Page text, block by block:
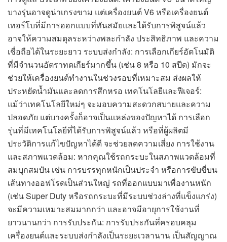
บางรุ่นอาจดูน่าเกรงขาม แต่เครื่องยนต์ V6 หรือเครื่องยนต์
เทอร์โบที่มีการออกแบบที่ทันสมัยและได้รับการพิสูจน์แล้ว
อาจให้ความสมดุลระหว่างพละกำลัง ประสิทธิภาพ และความ
เชื่อถือได้ในระยะยาว ระบบส่งกำลัง: การเลือกเกียร์อัตโนมัติ
ที่มีจำนวนอัตราทดเกียร์มากขึ้น (เช่น 8 หรือ 10 สปีด) มักจะ
ช่วยให้เครื่องยนต์ทำงานในช่วงรอบที่เหมาะสม ส่งผลให้
ประหยัดน้ำมันและลดการสึกหรอ เทคโนโลยีและฟีเจอร์:
แม้ว่าเทคโนโลยีใหม่ๆ จะมอบความสะดวกสบายและความ
ปลอดภัย แต่บางครั้งก็อาจเป็นแหล่งของปัญหาได้ การเลือก
รุ่นที่มีเทคโนโลยีที่ได้รับการพิสูจน์แล้ว หรือที่ผู้ผลิตมี
ประวัติการแก้ไขปัญหาได้ดี จะช่วยลดความเสี่ยง การใช้งาน
และสภาพแวดล้อม: หากคุณใช้รถกระบะในสภาพแวดล้อมที่
สมบุกสมบัน เช่น การบรรทุกหนักเป็นประจำ หรือการขับขี่บน
เส้นทางออฟโรดเป็นส่วนใหญ่ รถที่ออกแบบมาเพื่องานหนัก
(เช่น Super Duty หรือรถกระบะที่มีระบบช่วงล่างที่แข็งแกร่ง)
จะมีความเหมาะสมมากกว่า และอาจมีอายุการใช้งานที่
ยาวนานกว่า การรับประกัน: การรับประกันที่ครอบคลุม
เครื่องยนต์และระบบส่งกำลังเป็นระยะเวลานาน เป็นสัญญาณ